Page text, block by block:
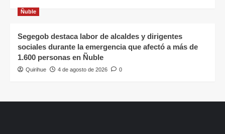
Ñuble
Segegob destaca labor de alcaldes y dirigentes
sociales durante la emergencia que afectó a más de
1.600 personas en Ñuble
Quirihue 4 de agosto de 2026 0